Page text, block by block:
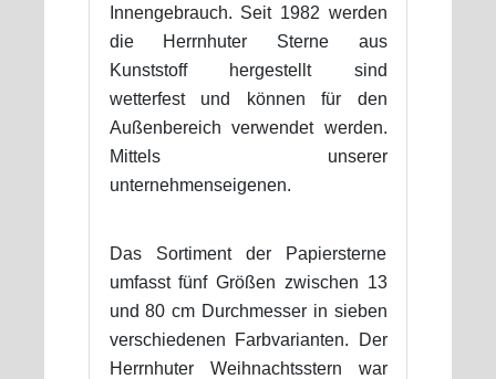
Innengebrauch. Seit 1982 werden
die Herrnhuter Sterne aus
Kunststoff hergestellt sind
wetterfest und können für den
Außenbereich verwendet werden.
Mittels unserer
unternehmenseigenen.
Das Sortiment der Papiersterne
umfasst fünf Größen zwischen 13
und 80 cm Durchmesser in sieben
verschiedenen Farbvarianten. Der
Herrnhuter Weihnachtsstern war